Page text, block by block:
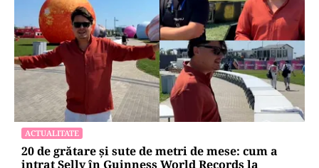
ACTUALITATE
Groapă de trei metri lângă Palatul Cotroceni. O
cântăreață a rămas cu mașina blocata în
mijlocul Capitalei: „Am căzut în groapa asta”